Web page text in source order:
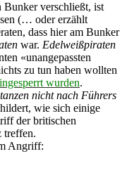
Bunker verschließt, ist
(… oder erzählt
dass hier am Bunker
war. Edelweißpiraten
«unangepassten
zu tun haben wollten
wurden.
nicht nach Führers
wie sich einige
der britischen
treffen.
Angriff: